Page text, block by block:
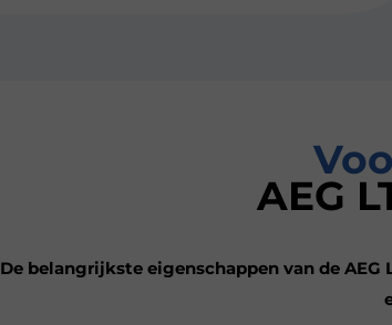
AEG
De belangrijkste eigenschappen van de AEG